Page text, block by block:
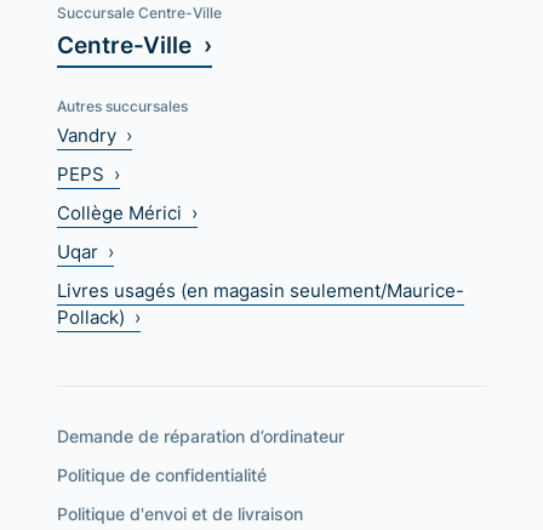
Succursale Centre-Ville
Centre-Ville ›
Autres succursales
Vandry ›
PEPS ›
Collège Mérici ›
Uqar ›
Livres usagés (en magasin seulement/Maurice-
Pollack) ›
Demande de réparation d’ordinateur
Politique de confidentialité
Politique d'envoi et de livraison